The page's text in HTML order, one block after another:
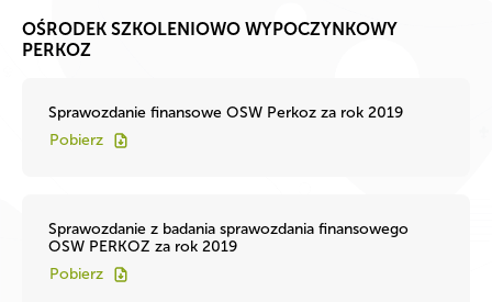
OŚRODEK SZKOLENIOWO WYPOCZYNKOWY
PERKOZ
Sprawozdanie finansowe OSW Perkoz za rok 2019
Pobierz
Sprawozdanie z badania sprawozdania finansowego
OSW PERKOZ za rok 2019
Pobierz